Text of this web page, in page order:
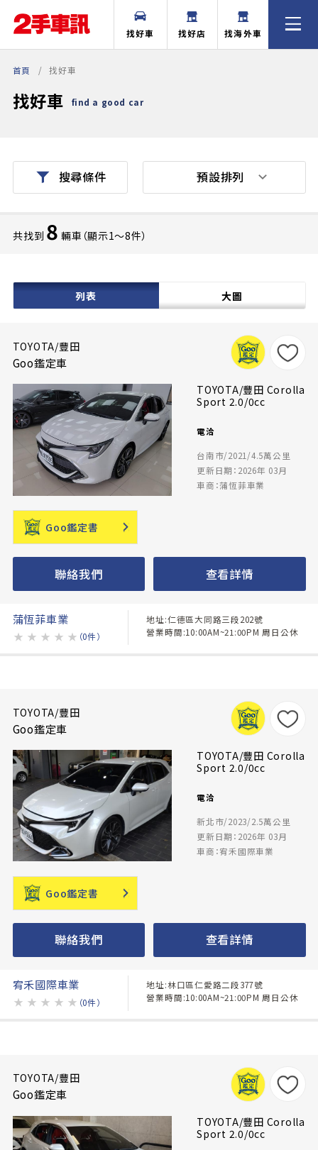
找好車 找好店 找海外車
首頁 找好車
找好車 find a good car
搜尋條件
共找到 8 輛車（顯示1〜8件）
列表 大圖
預設排列
TOYOTA/豐田
Goo鑑定車
TOYOTA/豐田 Corolla
Sport 2.0/0cc
電洽
台南市/2021/4.5萬公里
更新日期：2026年 03月
車商：蒲恆菲車業
Goo鑑定書
聯絡我們 查看詳情
蒲恆菲車業
★ ★ ★ ★ ★ （0件）
地址:仁德區大同路三段202號
營業時間:10:00AM~21:00PM 周日公休
TOYOTA/豐田
Goo鑑定車
TOYOTA/豐田 Corolla
Sport 2.0/0cc
電洽
新北市/2023/2.5萬公里
更新日期：2026年 03月
車商：宥禾國際車業
Goo鑑定書
聯絡我們 查看詳情
宥禾國際車業
★ ★ ★ ★ ★ （0件）
地址:林口區仁愛路二段377號
營業時間:10:00AM~21:00PM 周日公休
TOYOTA/豐田
Goo鑑定車
TOYOTA/豐田 Corolla
Sport 2.0/0cc